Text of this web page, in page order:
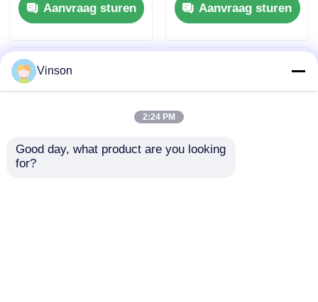
Aanvraag sturen
manometer
Aanvraag sturen
Vinson
2:24 PM
Good day, what product are you looking
for?